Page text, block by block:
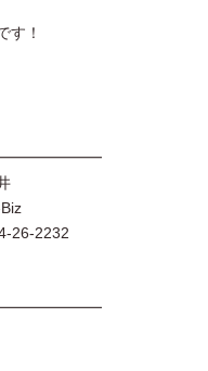
す！
Biz
2232